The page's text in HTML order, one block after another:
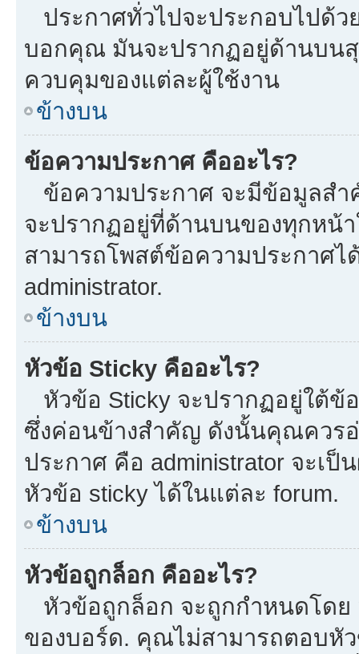
ประกาศทั่วไปจะประกอบไปด้
บอกคุณ มันจะปรากฏอยู่ด้านบน
ควบคุมของแต่ละผู้ใช้งาน
ข้างบน
ข้อความประกาศ คืออะไร?
ข้อความประกาศ จะมีข้อมูลส
จะปรากฏอยู่ที่ด้านบนของทุกหน้
สามารถโพสต์ข้อความประกาศ
administrator.
ข้างบน
หัวข้อ Sticky คืออะไร?
หัวข้อ Sticky จะปรากฏอยู่ใต้ข้
ซึ่งค่อนข้างสำคัญ ดังนั้นคุณควรอ่
ประกาศ คือ administrator จะเ
หัวข้อ sticky ได้ในแต่ละ forum.
ข้างบน
หัวข้อถูกล็อก คืออะไร?
หัวข้อถูกล็อก จะถูกกำหนดโดย
ของบอร์ด. คุณไม่สามารถตอบหั